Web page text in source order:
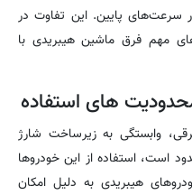
سرعت‌های پایین. این تفاوت در
مهم فرق ماشین هیبریدی با
وابستگی به زیرساخت شارژ
است، استفاده از این خودروها
هیبریدی به دلیل امکان